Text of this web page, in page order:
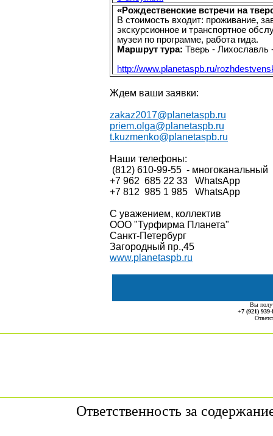
«Рождественские встречи на
В стоимость входит: проживание,
экскурсионное и транспортное
музеи по программе, работа гида.
Маршрут тура: Тверь -
http://www.planetaspb.ru/
Ждем ваши заявки:
zakaz2017@planetaspb.ru
priem.olga@planetaspb.ru
t.kuzmenko@planetaspb.ru
Наши телефоны:
(812) 610-99-55 - многоканальный
+7 962 685 22 33
WhatsApp
+7 812 985 1 985 WhatsApp
С уважением, коллектив
ООО "Турфирма Планета"
Санкт-Петербург
Загородный пр.,45
www.planetaspb.ru
Вы
+7 (921) 939-
Ответственность за